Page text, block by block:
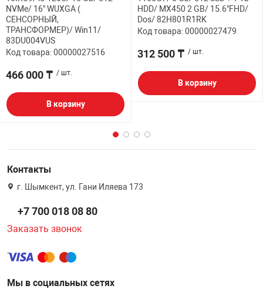
NVMe/ 16" WUXGA (
СЕНСОРНЫЙ,
ТРАНСФОРМЕР)/ Win11/
83DU004VUS
Код товара: 00000027516
466 000 ₸ / шт.
В корзину
HDD/ MX450 2 GB/ 15.6"FHD/
Dos/ 82H801R1RK
Код товара: 00000027479
312 500 ₸ / шт.
В корзину
Контакты
г. Шымкент, ул. Гани Иляева 173
+7 700 018 08 80
Заказать звонок
Мы в социальных сетях